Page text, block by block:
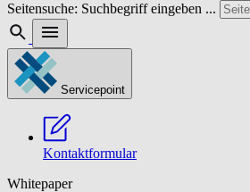
Seitensuche: Suchbegriff eingeben ...
Servicepoint
Kontaktformular
Whitepaper